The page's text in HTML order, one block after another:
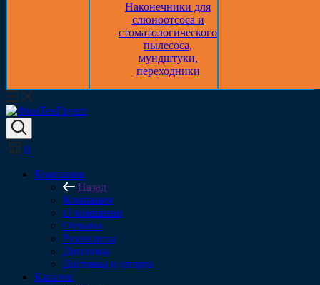
Наконечники для
слюноотсоса и
стоматологического
пылесоса,
мундштуки,
переходники
0
Компания
Назад
Компания
О компании
Отзывы
Реквизиты
Дипломы
Доставка и оплата
Каталог